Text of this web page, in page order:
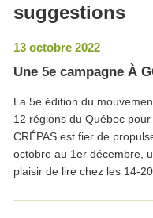
suggestions
13 octobre 2022
Une 5e campagne À
La 5e édition du
12 régions du Québec
CRÉPAS est fier de
octobre au 1er décembre,
plaisir de lire chez les 14-